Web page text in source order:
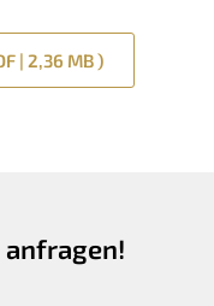
| 2,36 MB )